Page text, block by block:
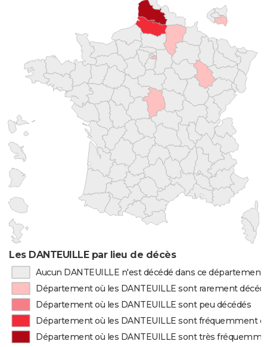
Les DANTEUILLE par lieu de décès
Aucun DANTEUILLE n'est décédé dans ce département
Département où les DANTEUILLE sont rarement
Département où les DANTEUILLE sont peu décédés
Département où les DANTEUILLE sont fréquemment
Département où les DANTEUILLE sont très